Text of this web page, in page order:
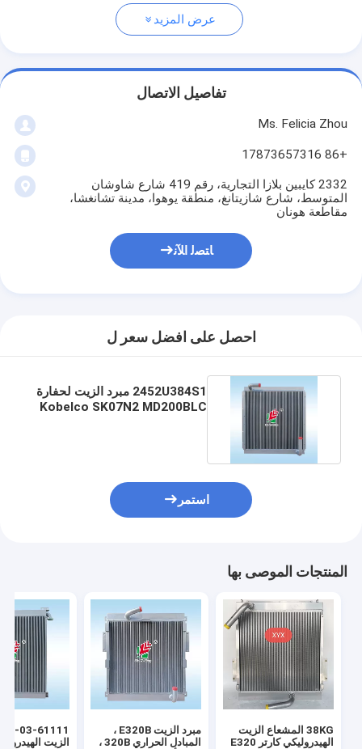
عرض المزيد
تفاصيل الاتصال
Ms. Felicia Zhou
+86 17873657316
2332 كايبين بلازا التجارية، رقم 419 شارع شاوشان
المتوسط، شارع شازيتانغ، منطقة يوهوا، مدينة تشانغشا،
مقاطعة هونان
ﺎﺘﺼﻟ ﺍﻶﻧ
احصل على افضل سعر ل
2452U384S1 مبرد الزيت لحفارة
Kobelco SK07N2 MD200BLC
استمر
المنتجات الموصى بها
38KG المشعاع الزيت
الهيدروليكي كارتر E320
مبرد الزيت E320B ،
المبادل الحراري 320B ،
الزيت